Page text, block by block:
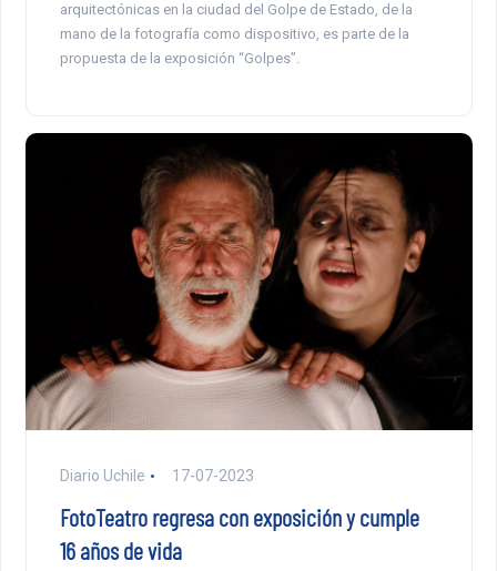
arquitectónicas en la ciudad del Golpe de Estado, de la
mano de la fotografía como dispositivo, es parte de la
propuesta de la exposición “Golpes”.
Diario Uchile 17-07-2023
FotoTeatro regresa con exposición y cumple
16 años de vida